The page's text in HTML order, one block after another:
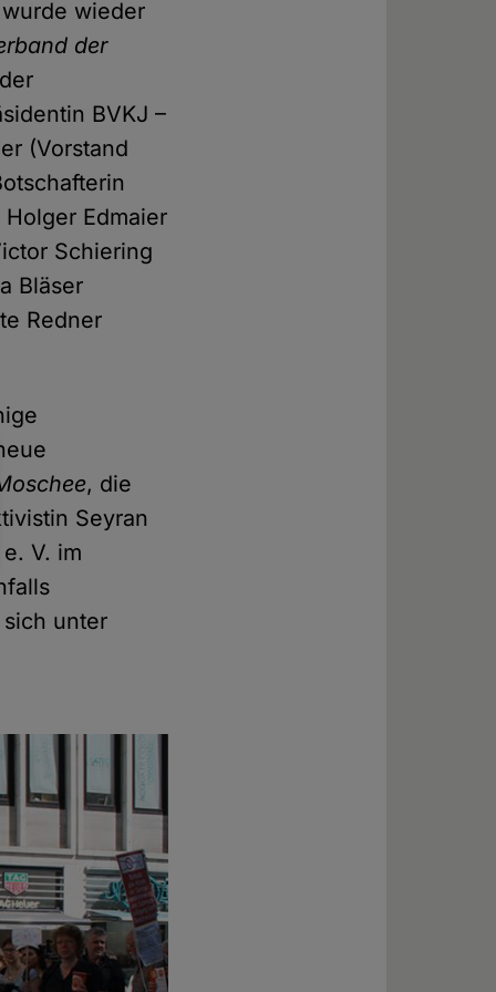
wieder
der
BVKJ –
(Vorstand
Edmaier
Schiering
Bläser
Redner
, die
Seyran
e. V. im
unter